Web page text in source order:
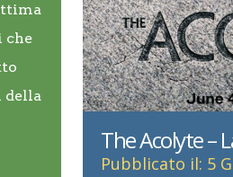
che
della
The Acolyte –
Pubblicato il: 5